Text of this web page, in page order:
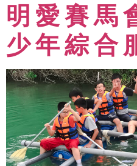
明愛賽馬
少年綜合